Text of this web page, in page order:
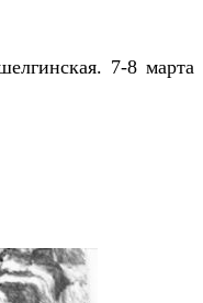
7-8 марта